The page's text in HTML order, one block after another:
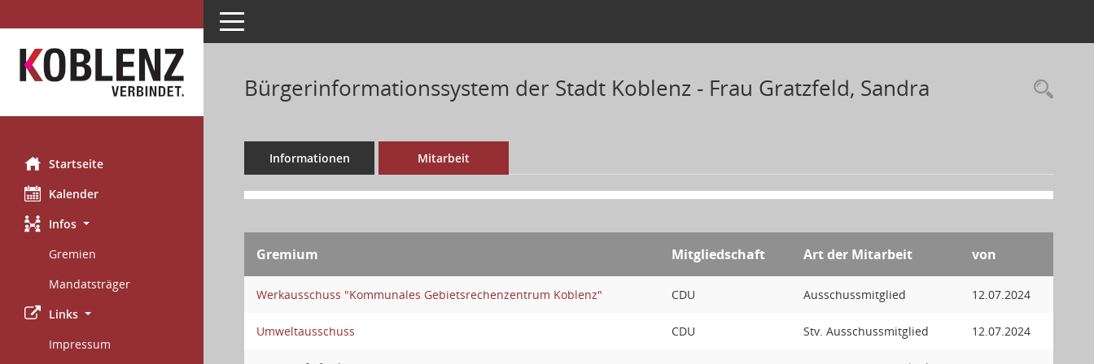
Startseite
Kalender
Infos
Gremien
Mandatsträger
Links
Impressum
Toggle navigation
Bürgerinformationssystem der Stadt Koblenz - Frau Gratzfeld, Sandra
Informationen Mitarbeit
Gremium Mitgliedschaft Art der Mitarbeit von
Werkausschuss "Kommunales Gebietsrechenzentrum Koblenz" CDU Ausschussmitglied 12.07.2024
Umweltausschuss CDU Stv. Ausschussmitglied 12.07.2024